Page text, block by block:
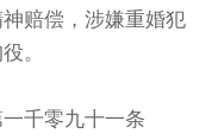
赔偿，涉嫌重婚犯
。
千零九十一条